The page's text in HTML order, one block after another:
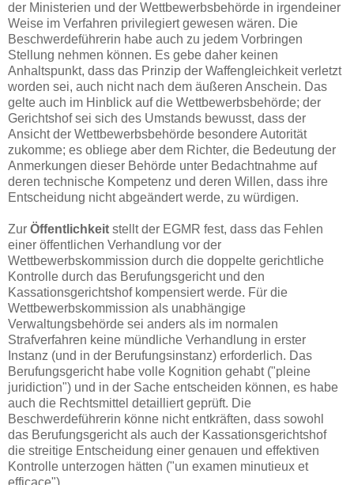
der Ministerien und der Wettbewerbsbehörde in irgendeiner
Weise im Verfahren privilegiert gewesen wären. Die
Beschwerdeführerin habe auch zu jedem Vorbringen
Stellung nehmen können. Es gebe daher keinen
Anhaltspunkt, dass das Prinzip der Waffengleichkeit verletzt
worden sei, auch nicht nach dem äußeren Anschein. Das
gelte auch im Hinblick auf die Wettbewerbsbehörde; der
Gerichtshof sei sich des Umstands bewusst, dass der
Ansicht der Wettbewerbsbehörde besondere Autorität
zukomme; es obliege aber dem Richter, die Bedeutung der
Anmerkungen dieser Behörde unter Bedachtnahme auf
deren technische Kompetenz und deren Willen, dass ihre
Entscheidung nicht abgeändert werde, zu würdigen.
Zur Öffentlichkeit stellt der EGMR fest, dass das Fehlen
einer öffentlichen Verhandlung vor der
Wettbewerbskommission durch die doppelte gerichtliche
Kontrolle durch das Berufungsgericht und den
Kassationsgerichtshof kompensiert werde. Für die
Wettbewerbskommission als unabhängige
Verwaltungsbehörde sei anders als im normalen
Strafverfahren keine mündliche Verhandlung in erster
Instanz (und in der Berufungsinstanz) erforderlich. Das
Berufungsgericht habe volle Kognition gehabt ("pleine
juridiction") und in der Sache entscheiden können, es habe
auch die Rechtsmittel detailliert geprüft. Die
Beschwerdeführerin könne nicht entkräften, dass sowohl
das Berufungsgericht als auch der Kassationsgerichtshof
die streitige Entscheidung einer genauen und effektiven
Kontrolle unterzogen hätten ("un examen minutieux et